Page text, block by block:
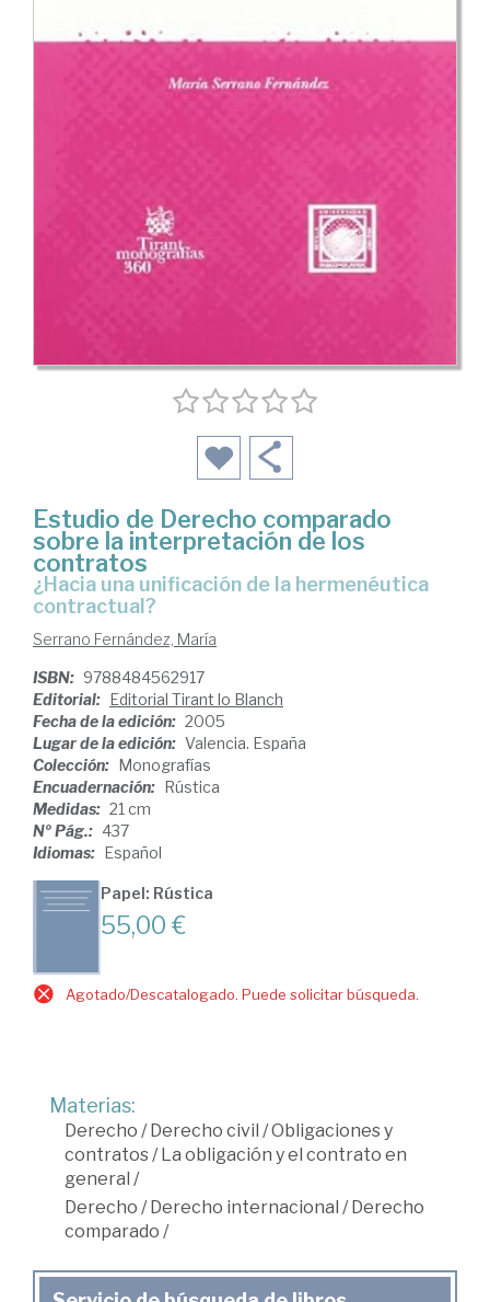
Estudio de Derecho comparado
sobre la interpretación de los
contratos
¿hacia una unificación de la hermenéutica
contractual?
Serrano Fernández, María
ISBN: 9788484562917
Editorial: Editorial Tirant lo Blanch
Fecha de la edición: 2005
Lugar de la edición: Valencia. España
Colección: Monografías
Encuadernación: Rústica
Medidas: 21 cm
Nº Pág.: 437
Idiomas: Español
Papel: Rústica
55,00 €
Agotado/Descatalogado. Puede solicitar búsqueda.
Materias:
Derecho /Derecho civil /Obligaciones y
contratos /La obligación y el contrato en
general /
Derecho /Derecho internacional /Derecho
comparado /